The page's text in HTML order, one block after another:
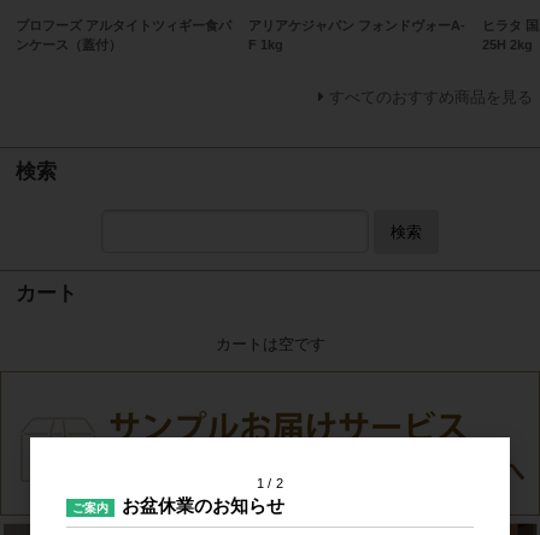
プロフーズ アルタイトツィギー食パ
ンケース（蓋付）
アリアケジャパン フォンドヴォーA-
F 1kg
ヒラタ
25H 2kg
すべてのおすすめ商品を見る
検索
検索
カート
カートは空です
1 2
ご案内 お盆休業のお知らせ